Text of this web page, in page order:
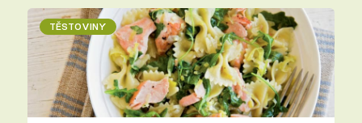
TĚSTOVINY